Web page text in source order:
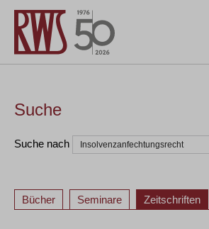
Suche
Suche nach
Bücher Seminare Zeitschriften